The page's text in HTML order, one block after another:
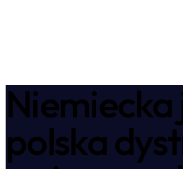
Niemiecka
polska